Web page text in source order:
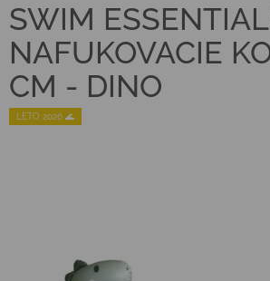
LETO 2026 🌊
SWIM
NAFUKOVACIE
CM - DINO